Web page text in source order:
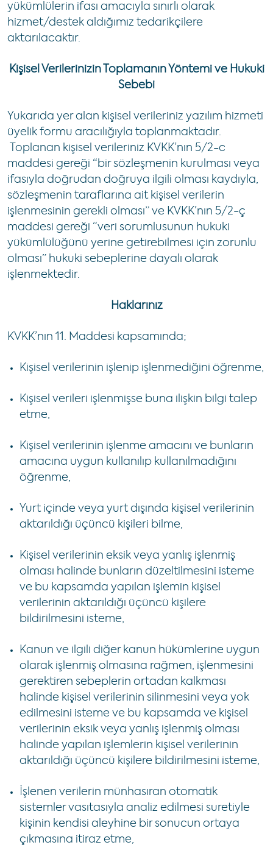
yükümlülerin ifası amacıyla sınırlı olarak
hizmet/destek aldığımız tedarikçilere
aktarılacaktır.
Kişisel Verilerinizin Toplamanın Yöntemi ve Hukuki
Sebebi
Yukarıda yer alan kişisel verileriniz yazılım hizmeti
üyelik formu aracılığıyla toplanmaktadır.
Toplanan kişisel verileriniz KVKK’nın 5/2-c
maddesi gereği “bir sözleşmenin kurulması veya
ifasıyla doğrudan doğruya ilgili olması kaydıyla,
sözleşmenin taraflarına ait kişisel verilerin
işlenmesinin gerekli olması” ve KVKK’nın 5/2-ç
maddesi gereği “veri sorumlusunun hukuki
yükümlülüğünü yerine getirebilmesi için zorunlu
olması” hukuki sebeplerine dayalı olarak
işlenmektedir.
Haklarınız
KVKK’nın 11. Maddesi kapsamında;
Kişisel verilerinin işlenip işlenmediğini öğrenme,
Kişisel verileri işlenmişse buna ilişkin bilgi talep
etme,
Kişisel verilerinin işlenme amacını ve bunların
amacına uygun kullanılıp kullanılmadığını
öğrenme,
Yurt içinde veya yurt dışında kişisel verilerinin
aktarıldığı üçüncü kişileri bilme,
Kişisel verilerinin eksik veya yanlış işlenmiş
olması halinde bunların düzeltilmesini isteme
ve bu kapsamda yapılan işlemin kişisel
verilerinin aktarıldığı üçüncü kişilere
bildirilmesini isteme,
Kanun ve ilgili diğer kanun hükümlerine uygun
olarak işlenmiş olmasına rağmen, işlenmesini
gerektiren sebeplerin ortadan kalkması
halinde kişisel verilerinin silinmesini veya yok
edilmesini isteme ve bu kapsamda ve kişisel
verilerinin eksik veya yanlış işlenmiş olması
halinde yapılan işlemlerin kişisel verilerinin
aktarıldığı üçüncü kişilere bildirilmesini isteme,
İşlenen verilerin münhasıran otomatik
sistemler vasıtasıyla analiz edilmesi suretiyle
kişinin kendisi aleyhine bir sonucun ortaya
çıkmasına itiraz etme,